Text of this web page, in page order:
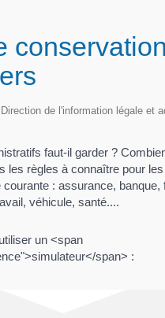
conservation
de l'information légale et
faut-il garder ?
les règles à connaître pour
: assurance, banque,
véhicule, santé....
un <span
span> :